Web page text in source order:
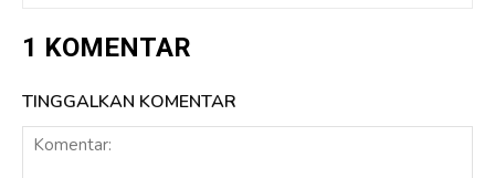
1 KOMENTAR
TINGGALKAN KOMENTAR